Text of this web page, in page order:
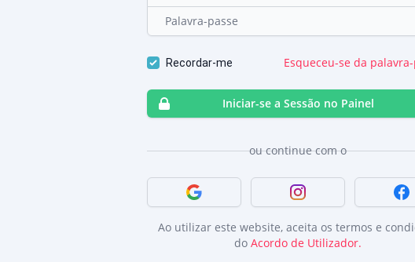
Aplicação de rastreio
Adicionar mais subscritores
CARACTERÍSTICAS
Como hackear o TikTok de graça
Como recuperar uma conta TikTok
Palavra-passe
Recordar-me Esqueceu-se da palavra-
Iniciar-se a Sessão no Painel
ou continue com o
Início de Sessão com o GoogleInício de Sessão com
Ao utilizar este website, aceita os termos e
do Acordo de Utilizador.